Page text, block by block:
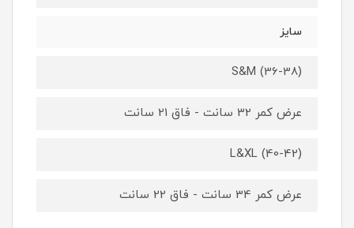
سایز
S&M (36-38)
عرض کمر 32 سانت - فاق 21 سانت
L&XL (40-42)
عرض کمر 34 سانت - فاق 22 سانت